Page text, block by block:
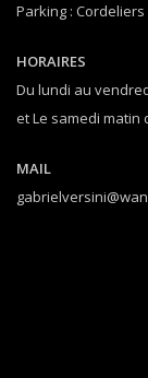
Parking : Cordeliers
HORAIRES
Du lundi au
et Le samedi matin
MAIL